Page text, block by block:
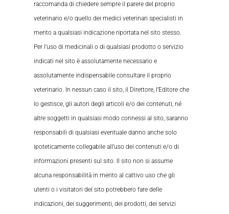
raccomanda di chiedere sempre il parere del proprio
veterinario e/o quello dei medici veterinari specialisti in
merito a qualsiasi indicazione riportata nel sito stesso.
Per l’uso di medicinali o di qualsiasi prodotto o servizio
indicati nel sito è assolutamente necessario e
assolutamente indispensabile consultare il proprio
veterinario. In nessun caso il sito, il Direttore, l’Editore che
lo gestisce, gli autori degli articoli e/o dei contenuti, né
altre soggetti in qualsiasi modo connessi al sito, saranno
responsabili di qualsiasi eventuale danno anche solo
ipoteticamente collegabile all’uso dei contenuti e/o di
informazioni presenti sul sito. Il sito non si assume
alcuna responsabilità in merito al cattivo uso che gli
utenti o i visitatori del sito potrebbero fare delle
indicazioni, dei suggerimenti, dei prodotti, dei servizi